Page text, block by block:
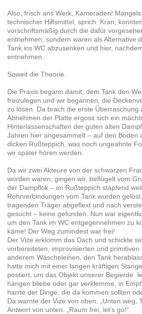
Also, frisch ans Werk, Kameraden!
technischer Hilfsmittel, sprich: Kran,
vorschriftsmäßig durch die dafür
entnehmen, sondern waren als Alternative
Tank ins WC abzusenken und hier,
entnehmen.
Soweit die Theorie.
Die Praxis begann damit, dem Tank den
freizulegen und wir begannen, die
zu lösen. Da brach die erste Überraschung
Abnehmen der Platte ergoss sich ein
Hinterlassenschaften der guten alten
Jahren hier angesammelt – auf den Boden
dicken Rußteppich, was noch ungeahnte
wir später hören werden.
Da wir zwei Akteure von der schwarzen
worden waren, gingen wir, beflügelt vom
der Dampflok – im Rußteppich stapfend
Rohrverbindungen vom Tank wurden
tragenden Träger abgeflext und nach
gesucht – keine gefunden. Nun war
um den Tank im WC entgegennehmen zu
käme! Der Weg zumindest war frei!
Der Vize erklomm das Dach und schickte
vorbereiteten, improvisierten und primitiven
anderem Wäscheleinen, den Tank
hatte mich mit einer langen kräftigen
postiert, um das Objekt unserer Begierde
hängen bliebe oder gar verklemme, in
harrte der Dinge, die da kommen sollten
Da warnte der Vize von oben: „Unten weg,
Antwort von unten: „Raum frei, let’s go!“